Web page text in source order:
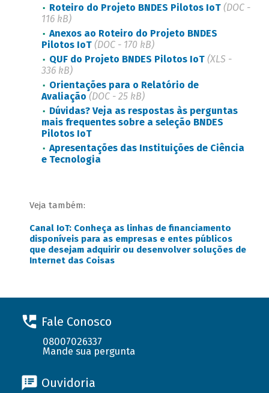
Roteiro do Projeto BNDES Pilotos IoT (DOC -
116 kB)
Anexos ao Roteiro do Projeto BNDES
Pilotos IoT (DOC - 170 kB)
QUF do Projeto BNDES Pilotos IoT (XLS -
336 kB)
Orientações para o Relatório de
Avaliação (DOC - 25 kB)
Dúvidas? Veja as respostas às perguntas
mais frequentes sobre a seleção BNDES
Pilotos IoT
Apresentações das Instituições de Ciência
e Tecnologia
Veja também:
Canal IoT: Conheça as linhas de financiamento
disponíveis para as empresas e entes públicos
que desejam adquirir ou desenvolver soluções de
Internet das Coisas
Fale Conosco
08007026337
Mande sua pergunta
Ouvidoria